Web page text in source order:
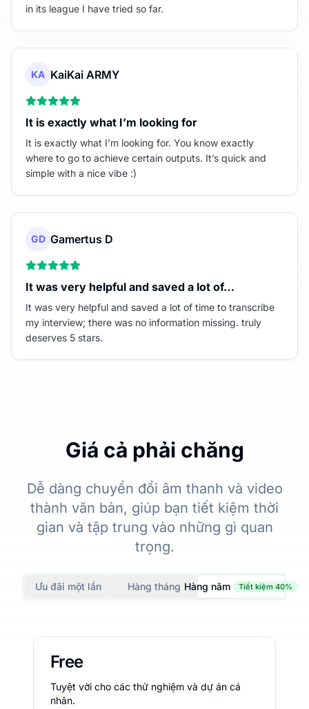
in its league I have tried so far.
KA KaiKai ARMY
It is exactly what I’m looking for
It is exactly what I’m looking for. You know exactly
where to go to achieve certain outputs. It’s quick and
simple with a nice vibe :)
GD Gamertus D
It was very helpful and saved a lot of…
It was very helpful and saved a lot of time to transcribe
my interview; there was no information missing. truly
deserves 5 stars.
Giá cả phải chăng
Dễ dàng chuyển đổi âm thanh và video
thành văn bản, giúp bạn tiết kiệm thời
gian và tập trung vào những gì quan
trọng.
Ưu đãi một lần Hàng tháng Hàng năm Tiết kiệm 40%
Free
Tuyệt vời cho các thử nghiệm và dự án cá
nhân.